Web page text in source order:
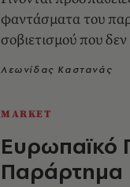
φαντάσματα του
σοβιετισμού που
Λεωνίδας Καστανάς
MARKET
Ευρωπαϊκό